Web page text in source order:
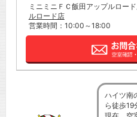
ミニミニＦＣ飯田アップルロー
ルロード店
営業時間：10:00～18:00
ハイツ南
ら徒歩19